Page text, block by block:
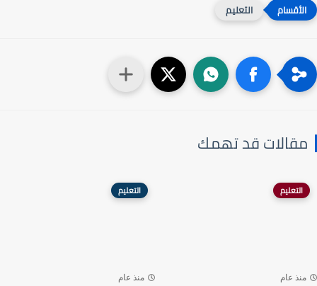
التعليم
مقالات قد تهمك
التعليم
منذ عام
التعليم
منذ عام